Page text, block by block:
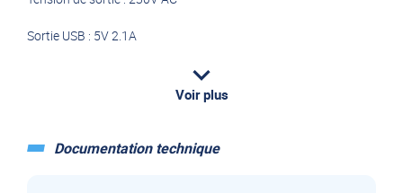
Sortie USB : 5V 2.1A
Dimensions (mm) : 214 x 140 x 71H
Voir plus
Documentation technique